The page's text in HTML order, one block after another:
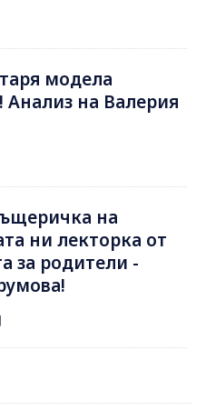
модела
Анализ на Валерия
на
ни лекторка от
за родители -